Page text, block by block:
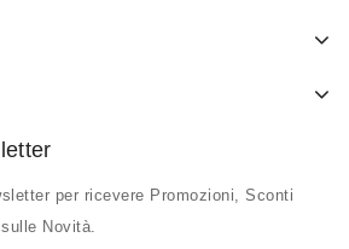
per ricevere Promozioni, Sconti
Novità.